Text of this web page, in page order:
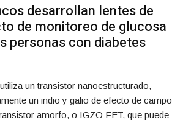
desarrollan lentes de
de monitoreo de glucosa
personas con diabetes
un transistor nanoestructurado,
un indio y galio de efecto de campo
amorfo, o IGZO FET, que puede